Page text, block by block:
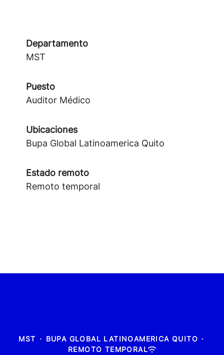
Departamento
MST
Puesto
Auditor Médico
Ubicaciones
Bupa Global Latinoamerica Quito
Estado remoto
Remoto temporal
MST · BUPA GLOBAL LATINOAMERICA QUITO ·
REMOTO TEMPORAL